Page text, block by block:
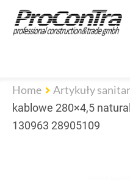
Home Artykuły
kablowe 280×4,5
130963 28905109